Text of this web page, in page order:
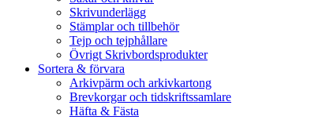
Skrivunderlägg
Stämplar och tillbehör
Tejp och tejphållare
Övrigt Skrivbordsprodukter
Sortera & förvara
Arkivpärm och arkivkartong
Brevkorgar och tidskriftssamlare
Häfta & Fästa